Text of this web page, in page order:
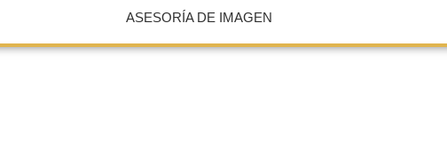
ASESORÍA DE IMAGEN